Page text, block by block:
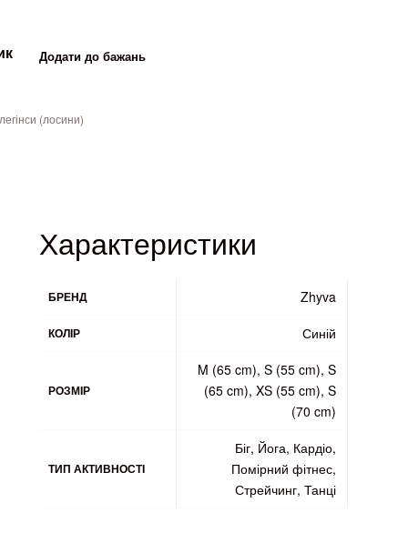
Додати до бажань
(лосини)
Характеристики
БРЕНД Zhyva
КОЛІР Синій
РОЗМІР
M (65 cm), S (55 cm), S
(65 cm), XS (55 cm), S
(70 cm)
ТИП АКТИВНОСТІ
Біг, Йога, Кардіо,
Помірний фітнес,
Стрейчинг, Танці